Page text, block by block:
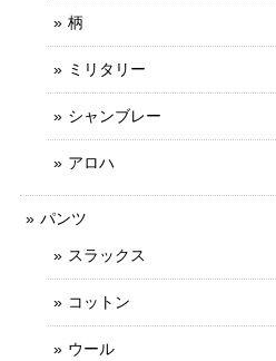
柄
ミリタリー
シャンブレー
アロハ
パンツ
スラックス
コットン
ウール